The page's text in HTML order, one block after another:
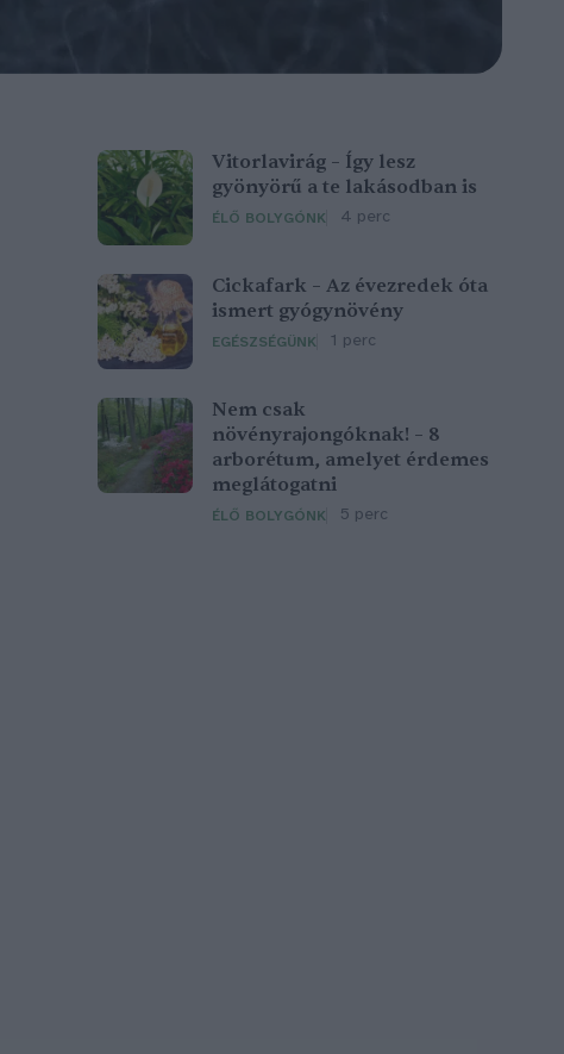
Vitorlavirág – Így lesz
gyönyörű a te lakásodban is
ÉLŐ BOLYGÓNK 4 perc
Cickafark – Az évezredek óta
ismert gyógynövény
EGÉSZSÉGÜNK 1 perc
Nem csak
növényrajongóknak! – 8
arborétum, amelyet érdemes
meglátogatni
ÉLŐ BOLYGÓNK 5 perc